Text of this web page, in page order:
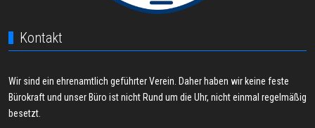
Kontakt
Wir sind ein ehrenamtlich geführter Verein. Daher haben wir keine feste
Bürokraft und unser Büro ist nicht Rund um die Uhr, nicht einmal regelmäßig
besetzt.